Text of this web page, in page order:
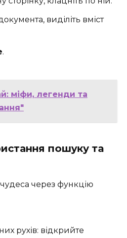
виділіть вміст
.
міфи, легенди та
пошуку та
через функцію
рухів: відкрийте